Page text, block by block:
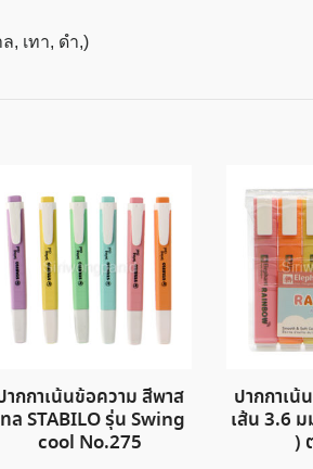
, เทา, ดำ,)
ากกาเน้นข้อความ สีพาส
ล STABILO รุ่น Swing
cool No.275
ปากกาเน้
เส้น 3.6
)